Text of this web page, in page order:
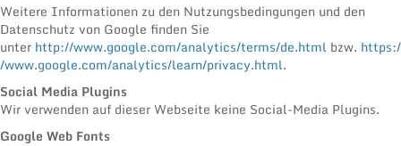
Weitere Informationen zu den Nutzungsbedingungen und den
Datenschutz von Google finden Sie
unter http://www.google.com/analytics/terms/de.html bzw. https:/
/www.google.com/analytics/learn/privacy.html.
Social Media Plugins
Wir verwenden auf dieser Webseite keine Social-Media Plugins.
Google Web Fonts